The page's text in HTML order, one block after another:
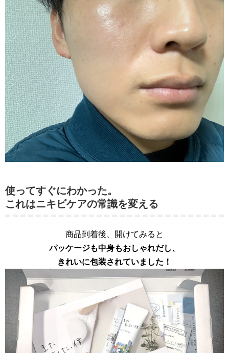
使ってすぐにわかった。
これはニキビケアの常識を変える
商品到着後、開けてみると
パッケージも中身もおしゃれだし、
きれいに包装されていました！